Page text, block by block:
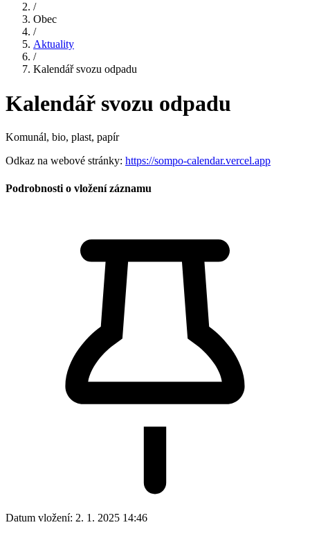
/
Obec
/
Aktuality
/
Kalendář svozu odpadu
Kalendář svozu odpadu
Komunál, bio, plast, papír
Odkaz na webové stránky: https://sompo-calendar.vercel.app
Podrobnosti o vložení záznamu
Datum vložení: 2. 1. 2025 14:46